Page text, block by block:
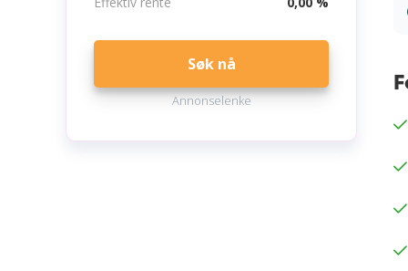
Søk nå
Annonselenke